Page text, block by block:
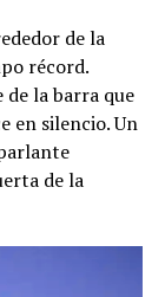
de la
récord.
la barra que
en silencio. Un
de la